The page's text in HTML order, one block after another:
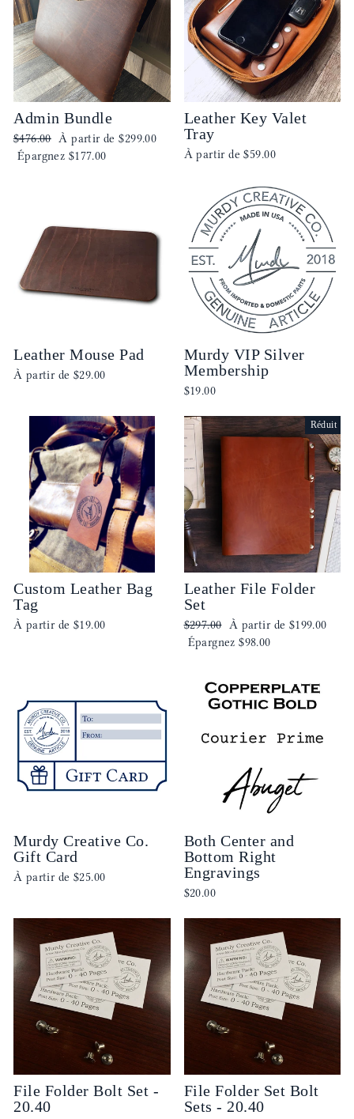
Admin Bundle
Prix
régulier
$476.00 Prix
réduit
À partir de$299.00
Épargnez $177.00
Leather Key Valet
Tray
À partir de$59.00
Leather Mouse Pad
À partir de $29.00
Murdy VIP Silver
Membership
$19.00
Custom Leather Bag
Tag
À partir de $19.00
Réduit
Leather File Folder
Set
Prix
régulier
$297.00 Prix
réduit
À partir de $199.00
Épargnez$98.00
Murdy Creative Co.
Gift Card
À partir de $25.00
Both Center and
Bottom Right
Engravings
$20.00
File Folder Bolt Set -
20.40
File Folder Set Bolt
Sets - 20.40